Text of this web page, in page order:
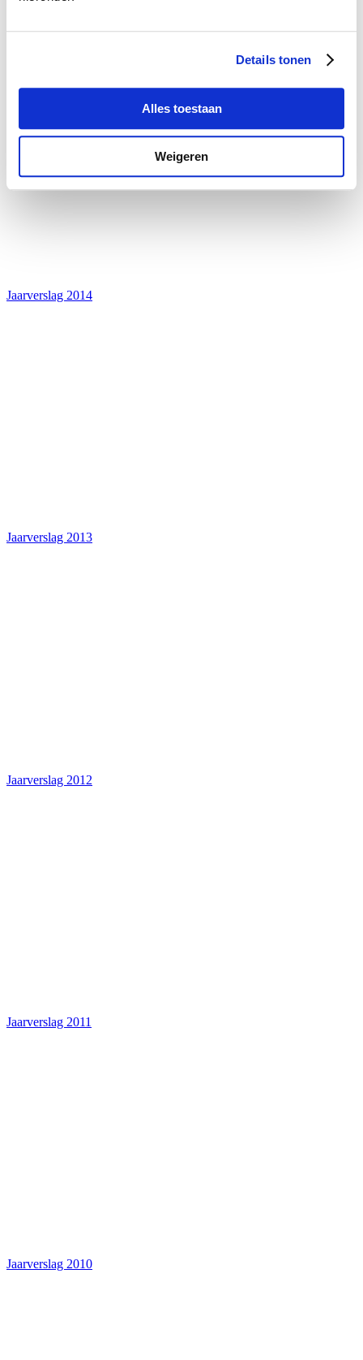
Details tonen
Alles toestaan
Weigeren
Jaarverslag 2014
Jaarverslag 2013
Jaarverslag 2012
Jaarverslag 2011
Jaarverslag 2010